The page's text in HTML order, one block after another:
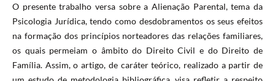
O presente trabalho versa sobre a Alienação Parental, tema da
Psicologia Jurídica, tendo como desdobramentos os seus efeitos
na formação dos princípios norteadores das relações familiares,
os quais permeiam o âmbito do Direito Civil e do Direito de
Família. Assim, o artigo, de caráter teórico, realizado a partir de